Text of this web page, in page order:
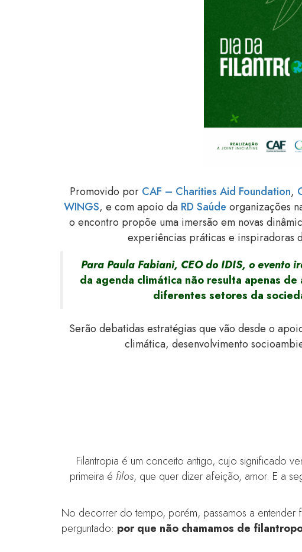
Promovido por CAF – Charities Aid Foundation,
WINGS, e com apoio da RD Saúde organizações
o encontro propõe uma imersão em novas
experiências práticas e inspiradoras
Para Paula Fabiani, CEO do IDIS, o
da agenda climática não resulta apenas
diferentes setores da
Serão debatidas estratégias que vão desde o
climática, desenvolvimento
Filantropia é um conceito antigo, cujo significado
primeira é filos, que quer dizer afeição, amor. E a
No decorrer do tempo, porém, passamos a entender
perguntado: por que não chamamos de